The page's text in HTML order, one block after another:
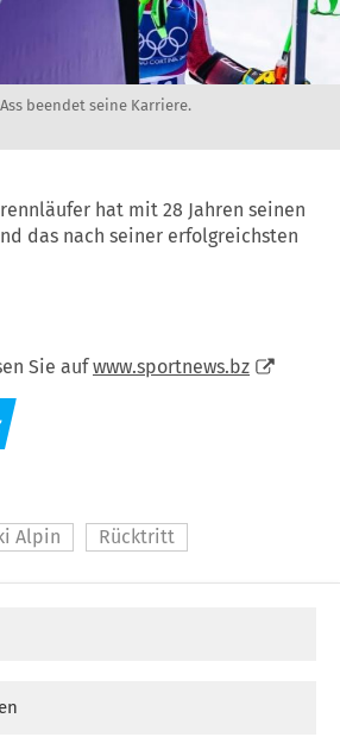
beendet seine Karriere.
hat mit 28 Jahren seinen
das nach seiner erfolgreichsten
Sie aufwww.sportnews.bz
Alpin Rücktritt